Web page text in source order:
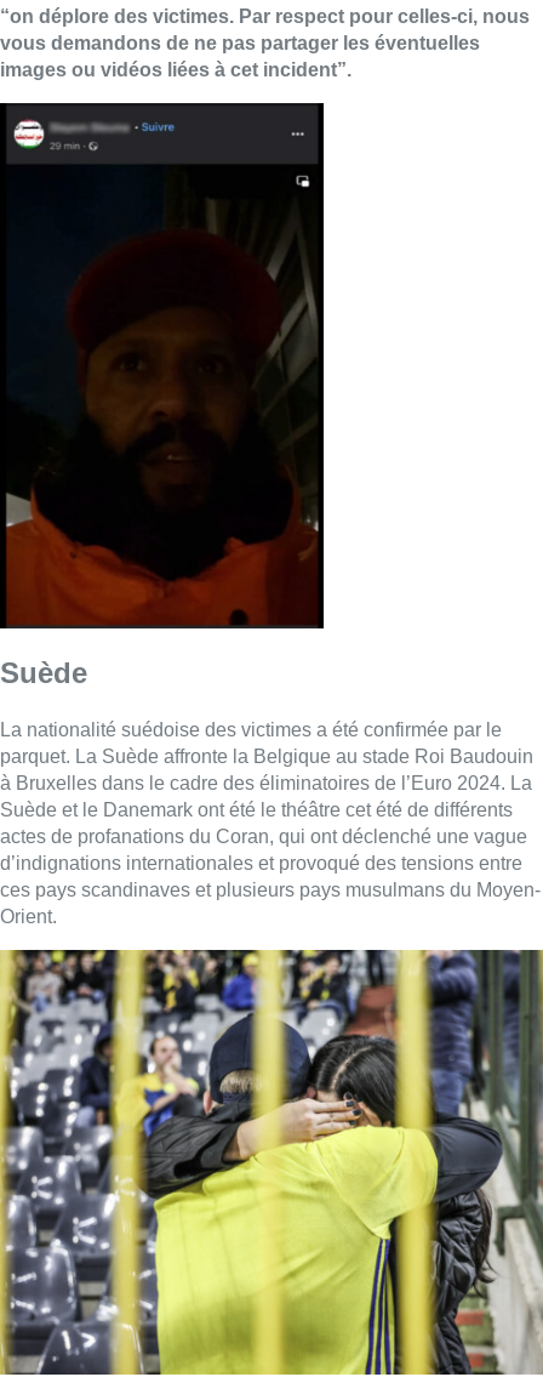
“on déplore des victimes. Par respect pour celles-ci, nous
vous demandons de ne pas partager les éventuelles
images ou vidéos liées à cet incident”.
Suède
La nationalité suédoise des victimes a été confirmée par le
parquet. La Suède affronte la Belgique au stade Roi Baudouin
à Bruxelles dans le cadre des éliminatoires de l’Euro 2024. La
Suède et le Danemark ont été le théâtre cet été de différents
actes de profanations du Coran, qui ont déclenché une vague
d’indignations internationales et provoqué des tensions entre
ces pays scandinaves et plusieurs pays musulmans du Moyen-
Orient.